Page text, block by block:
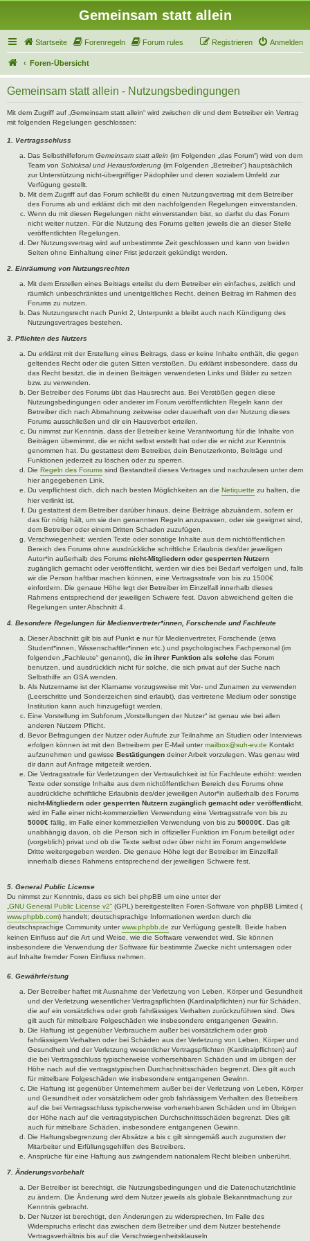
Gemeinsam statt allein
Startseite Forenregeln Forum rules Anmelden
Registrieren
Foren-Übersicht
Gemeinsam statt allein - Nutzungsbedingungen
Mit dem Zugriff auf „Gemeinsam statt allein“ wird zwischen dir und dem Betreiber ein Vertrag
mit folgenden Regelungen geschlossen:
1. Vertragsschluss
Das Selbsthilfeforum Gemeinsam statt allein (im Folgenden „das Forum“) wird von dem
Team von Schicksal und Herausforderung (im Folgenden „Betreiber“) hauptsächlich
zur Unterstützung nicht-übergriffiger Pädophiler und deren sozialem Umfeld zur
Verfügung gestellt.
Mit dem Zugriff auf das Forum schließt du einen Nutzungsvertrag mit dem Betreiber
des Forums ab und erklärst dich mit den nachfolgenden Regelungen einverstanden.
Wenn du mit diesen Regelungen nicht einverstanden bist, so darfst du das Forum
nicht weiter nutzen. Für die Nutzung des Forums gelten jeweils die an dieser Stelle
veröffentlichten Regelungen.
Der Nutzungsvertrag wird auf unbestimmte Zeit geschlossen und kann von beiden
Seiten ohne Einhaltung einer Frist jederzeit gekündigt werden.
2. Einräumung von Nutzungsrechten
Mit dem Erstellen eines Beitrags erteilst du dem Betreiber ein einfaches, zeitlich und
räumlich unbeschränktes und unentgeltliches Recht, deinen Beitrag im Rahmen des
Forums zu nutzen.
Das Nutzungsrecht nach Punkt 2, Unterpunkt a bleibt auch nach Kündigung des
Nutzungsvertrages bestehen.
3. Pflichten des Nutzers
Du erklärst mit der Erstellung eines Beitrags, dass er keine Inhalte enthält, die gegen
geltendes Recht oder die guten Sitten verstoßen. Du erklärst insbesondere, dass du
das Recht besitzt, die in deinen Beiträgen verwendeten Links und Bilder zu setzen
bzw. zu verwenden.
Der Betreiber des Forums übt das Hausrecht aus. Bei Verstößen gegen diese
Nutzungsbedingungen oder anderer im Forum veröffentlichten Regeln kann der
Betreiber dich nach Abmahnung zeitweise oder dauerhaft von der Nutzung dieses
Forums ausschließen und dir ein Hausverbot erteilen.
Du nimmst zur Kenntnis, dass der Betreiber keine Verantwortung für die Inhalte von
Beiträgen übernimmt, die er nicht selbst erstellt hat oder die er nicht zur Kenntnis
genommen hat. Du gestattest dem Betreiber, dein Benutzerkonto, Beiträge und
Funktionen jederzeit zu löschen oder zu sperren.
Die Regeln des Forums sind Bestandteil dieses Vertrages und nachzulesen unter dem
hier angegebenen Link.
Du verpflichtest dich, dich nach besten Möglichkeiten an die Netiquette zu halten, die
hier verlinkt ist.
Du gestattest dem Betreiber darüber hinaus, deine Beiträge abzuändern, sofern er
das für nötig hält, um sie den genannten Regeln anzupassen, oder sie geeignet sind,
dem Betreiber oder einem Dritten Schaden zuzufügen.
Verschwiegenheit: werden Texte oder sonstige Inhalte aus dem nichtöffentlichen
Bereich des Forums ohne ausdrückliche schriftliche Erlaubnis des/der jeweiligen
Autor*in außerhalb des Forums nicht-Mitgliedern oder gesperrten Nutzern
zugänglich gemacht oder veröffentlicht, werden wir dies bei Bedarf verfolgen und, falls
wir die Person haftbar machen können, eine Vertragsstrafe von bis zu 1500€
einfordern. Die genaue Höhe legt der Betreiber im Einzelfall innerhalb dieses
Rahmens entsprechend der jeweiligen Schwere fest. Davon abweichend gelten die
Regelungen unter Abschnitt 4.
4. Besondere Regelungen für Medienvertreter*innen, Forschende und Fachleute
Dieser Abschnitt gilt bis auf Punkt e nur für Medienvertreter, Forschende (etwa
Student*innen, Wissenschaftler*innen etc.) und psychologisches Fachpersonal (im
folgenden „Fachleute“ genannt), die in ihrer Funktion als solche das Forum
benutzen, und ausdrücklich nicht für solche, die sich privat auf der Suche nach
Selbsthilfe an GSA wenden.
Als Nutzername ist der Klarname vorzugsweise mit Vor- und Zunamen zu verwenden
(Leerschritte und Sonderzeichen sind erlaubt), das vertretene Medium oder sonstige
Institution kann auch hinzugefügt werden.
Eine Vorstellung im Subforum „Vorstellungen der Nutzer“ ist genau wie bei allen
anderen Nutzern Pflicht.
Bevor Befragungen der Nutzer oder Aufrufe zur Teilnahme an Studien oder Interviews
erfolgen können ist mit den Betreibern per E-Mail untermailbox@suh-ev.de Kontakt
aufzunehmen und gewisse Bestätigungen deiner Arbeit vorzulegen. Was genau wird
dir dann auf Anfrage mitgeteilt werden.
Die Vertragsstrafe für Verletzungen der Vertraulichkeit ist für Fachleute erhöht: werden
Texte oder sonstige Inhalte aus dem nichtöffentlichen Bereich des Forums ohne
ausdrückliche schriftliche Erlaubnis des/der jeweiligen Autor*in außerhalb des Forums
nicht-Mitgliedern oder gesperrten Nutzern zugänglich gemacht oder veröffentlicht,
wird im Falle einer nicht-kommerziellen Verwendung eine Vertragsstrafe von bis zu
5000€ fällig, im Falle einer kommerziellen Verwendung von bis zu 50000€ . Das gilt
unabhängig davon, ob die Person sich in offizieller Funktion im Forum beteiligt oder
(vorgeblich) privat und ob die Texte selbst oder über nicht im Forum angemeldete
Dritte weitergegeben werden. Die genaue Höhe legt der Betreiber im Einzelfall
innerhalb dieses Rahmens entsprechend der jeweiligen Schwere fest.
5. General Public License
Du nimmst zur Kenntnis, dass es sich bei phpBB um eine unter der
„GNU General Public License v2“ (GPL) bereitgestellten Foren-Software von phpBB Limited (
www.phpbb.com) handelt; deutschsprachige Informationen werden durch die
deutschsprachige Community unterwww.phpbb.de zur Verfügung gestellt. Beide haben
keinen Einfluss auf die Art und Weise, wie die Software verwendet wird. Sie können
insbesondere die Verwendung der Software für bestimmte Zwecke nicht untersagen oder
auf Inhalte fremder Foren Einfluss nehmen.
6. Gewährleistung
Der Betreiber haftet mit Ausnahme der Verletzung von Leben, Körper und Gesundheit
und der Verletzung wesentlicher Vertragspflichten (Kardinalpflichten) nur für Schäden,
die auf ein vorsätzliches oder grob fahrlässiges Verhalten zurückzuführen sind. Dies
gilt auch für mittelbare Folgeschäden wie insbesondere entgangenen Gewinn.
Die Haftung ist gegenüber Verbrauchern außer bei vorsätzlichem oder grob
fahrlässigem Verhalten oder bei Schäden aus der Verletzung von Leben, Körper und
Gesundheit und der Verletzung wesentlicher Vertragspflichten (Kardinalpflichten) auf
die bei Vertragsschluss typischerweise vorhersehbaren Schäden und im übrigen der
Höhe nach auf die vertragstypischen Durchschnittsschäden begrenzt. Dies gilt auch
für mittelbare Folgeschäden wie insbesondere entgangenen Gewinn.
Die Haftung ist gegenüber Unternehmern außer bei der Verletzung von Leben, Körper
und Gesundheit oder vorsätzlichem oder grob fahrlässigem Verhalten des Betreibers
auf die bei Vertragsschluss typischerweise vorhersehbaren Schäden und im Übrigen
der Höhe nach auf die vertragstypischen Durchschnittsschäden begrenzt. Dies gilt
auch für mittelbare Schäden, insbesondere entgangenen Gewinn.
Die Haftungsbegrenzung der Absätze a bis c gilt sinngemäß auch zugunsten der
Mitarbeiter und Erfüllungsgehilfen des Betreibers.
Ansprüche für eine Haftung aus zwingendem nationalem Recht bleiben unberührt.
7. Änderungsvorbehalt
Der Betreiber ist berechtigt, die Nutzungsbedingungen und die Datenschutzrichtlinie
zu ändern. Die Änderung wird dem Nutzer jeweils als globale Bekanntmachung zur
Kenntnis gebracht.
Der Nutzer ist berechtigt, den Änderungen zu widersprechen. Im Falle des
Widerspruchs erlischt das zwischen dem Betreiber und dem Nutzer bestehende
Vertragsverhältnis bis auf die Verschwiegenheitsklauseln